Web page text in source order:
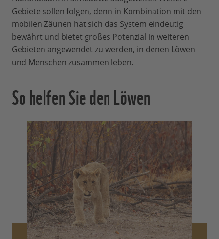
Gebiete sollen folgen, denn in Kombination mit den
mobilen Zäunen hat sich das System eindeutig
bewährt und bietet großes Potenzial in weiteren
Gebieten angewendet zu werden, in denen Löwen
und Menschen zusammen leben.
So helfen Sie den Löwen